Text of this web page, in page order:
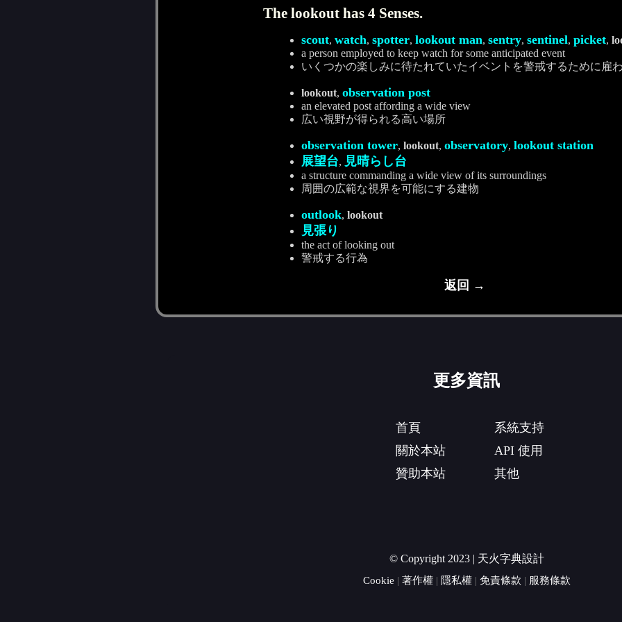
The lookout has 4 Senses.
scout, watch, spotter, lookout man, sentry, sentinel, picket,
a person employed to keep watch for some anticipated event
いくつかの楽しみに待たれていたイベントを警戒するために雇
lookout, observation post
an elevated post affording a wide view
広い視野が得られる高い場所
observation tower, lookout, observatory, lookout station
展望台, 見晴らし台
a structure commanding a wide view of its surroundings
周囲の広範な視界を可能にする建物
outlook, lookout
見張り
the act of looking out
警戒する行為
返回 →
更多資訊
首頁
關於本站
贊助本站
系統支持
API 使用
其他
© Copyright 2023 | 天火字典設計
Cookie | 著作權| 隱私權| 免責條款 | 服務條款